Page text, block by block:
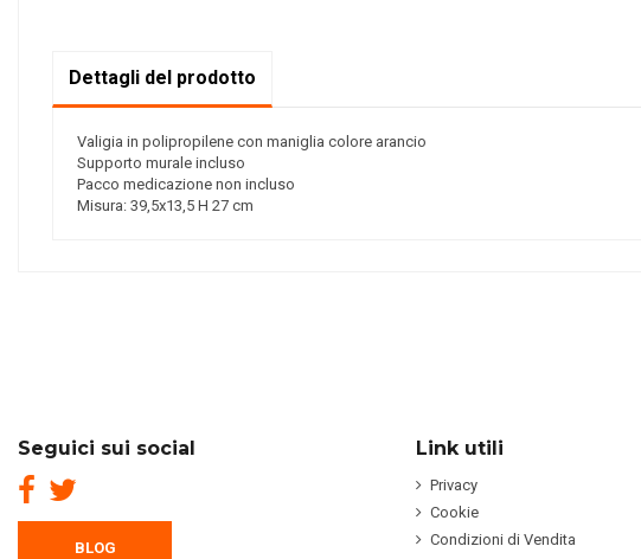
Dettagli del prodotto
Valigia in polipropilene con maniglia colore arancio
Supporto murale incluso
Pacco medicazione non incluso
Misura: 39,5x13,5 H 27 cm
Seguici sui social
BLOG
Link utili
Privacy
Cookie
Condizioni di Vendita